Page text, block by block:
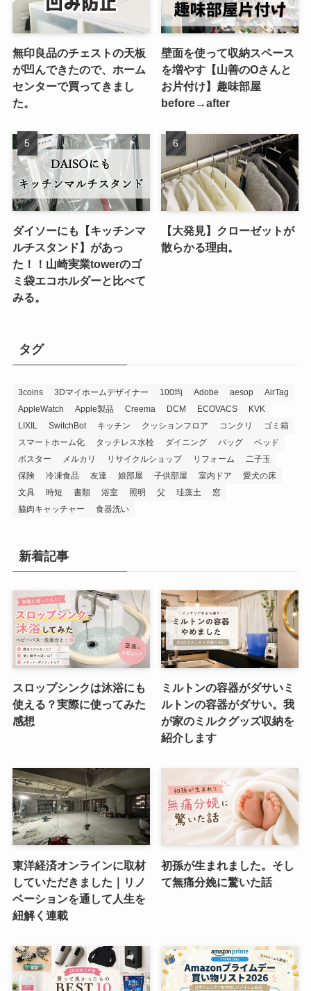
無印良品のチェストの天板
が凹んできたので、ホーム
センターで買ってきまし
た。
壁面を使って収納スペース
を増やす【山善のOさんと
お片付け】趣味部屋
before→after
ダイソーにも【キッチンマ
ルチスタンド】があっ
た！！山崎実業towerのゴ
ミ袋エコホルダーと比べて
みる。
【大発見】クローゼットが
散らかる理由。
タグ
3coins 3Dマイホームデザイナー 100均 Adobe aesop
AirTag
AppleWatch
Apple製品 Creema DCM ECOVACS
KVK
LIXIL
SwitchBot キッチン クッションフロア コンクリ
ゴミ箱
スマートホーム化
タッチレス水栓 ダイニング バッグ
ベッド
ポスター
メルカリ リサイクルショップ リフォーム
二子玉
保険
冷凍食品 友達 娘部屋 子供部屋 室内ドア
愛犬の床
文具
時短 書類 浴室 照明 父 珪藻土
窓
脇肉キャッチャー
食器洗い
新着記事
スロップシンクは沐浴にも
使える？実際に使ってみた
感想
ミルトンの容器がダサいミ
ルトンの容器がダサい。我
が家のミルクグッズ収納を
紹介します
東洋経済オンラインに取材
していただきました｜リノ
ベーションを通して人生を
紐解く連載
初孫が生まれました。そし
て無痛分娩に驚いた話